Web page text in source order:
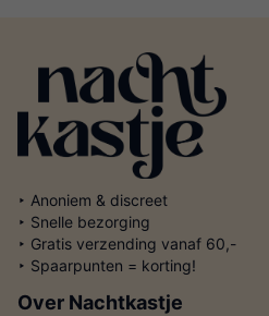
‣ Anoniem & discreet
‣ Snelle bezorging
‣ Gratis verzending vanaf 60,-
‣ Spaarpunten = korting!
Over Nachtkastje